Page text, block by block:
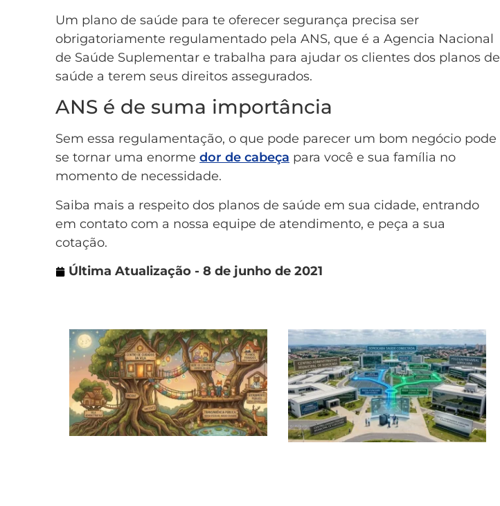
Um plano de saúde para te oferecer segurança precisa ser
obrigatoriamente regulamentado pela ANS, que é a Agencia Nacional
de Saúde Suplementar e trabalha para ajudar os clientes dos planos de
saúde a terem seus direitos assegurados.
ANS é de suma importância
Sem essa regulamentação, o que pode parecer um bom negócio pode
se tornar uma enorme dor de cabeça para você e sua família no
momento de necessidade.
Saiba mais a respeito dos planos de saúde em sua cidade, entrando
em contato com a nossa equipe de atendimento, e peça a sua
cotação.
Última Atualização - 8 de junho de 2021